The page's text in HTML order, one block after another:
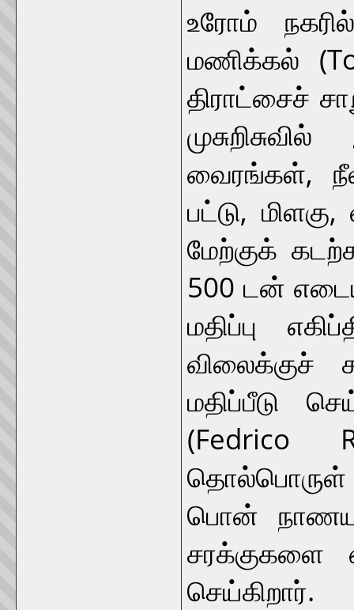
உரோம்
மணிக்கல்
திராட்சைச்
வைரங்கள்,
பட்டு,
மேற்குக்
500 டன்
மதிப்பு
விலைக்குச்
மதிப்பீடு
(Fedrico
தொல்பொருள்
பொன்
சரக்குகளை
செய்கிறார்.